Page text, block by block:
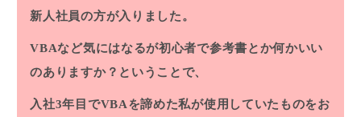
新人社員の方が入りました。
VBAなど気にはなるが初心者で参考書とか何かいい
のありますか？ということで、
入社3年目でVBAを諦めた私が使用していたものをお